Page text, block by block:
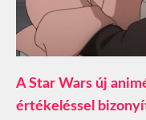
A Star Wars új
értékeléssel